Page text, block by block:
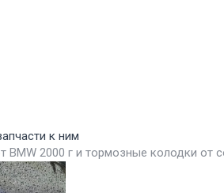
к ним
2000 г и тормозные колодки от